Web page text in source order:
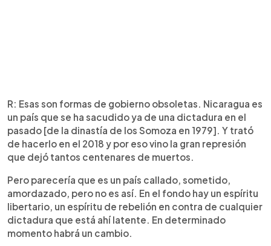
R: Esas son formas de gobierno obsoletas. Nicaragua es
un país que se ha sacudido ya de una dictadura en el
pasado [de la dinastía de los Somoza en 1979]. Y trató
de hacerlo en el 2018 y por eso vino la gran represión
que dejó tantos centenares de muertos.
Pero parecería que es un país callado, sometido,
amordazado, pero no es así. En el fondo hay un espíritu
libertario, un espíritu de rebelión en contra de cualquier
dictadura que está ahí latente. En determinado
momento habrá un cambio.